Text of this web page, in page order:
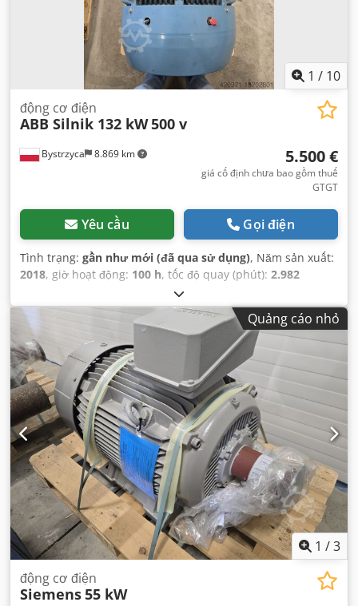
1 / 10
Bystrzyca 8.869 km
động cơ điện
ABB Silnik 132 kW500 v
5.500 €
giá cố định chưa bao gồm thuế
GTGT
Yêu cầu Gọi điện
Tình trạng: gần như mới (đã qua sử dụng), Năm sản xuất:
2018, giờ hoạt động: 100 h, tốc độ quay (phút): 2.982
, điện áp đầu vào:500 V
Quảng cáo nhỏ
1 /3
động cơ điện
Siemens55 kW